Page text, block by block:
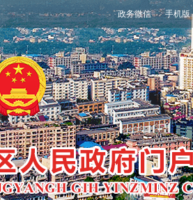
政务微信 手机版